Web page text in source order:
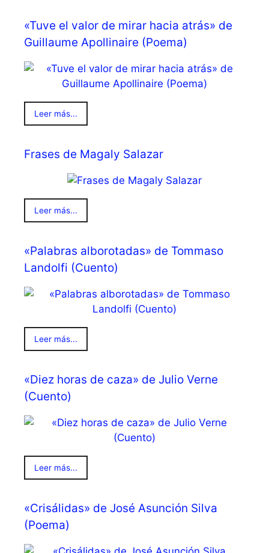
«Tuve el valor de mirar hacia atrás» de
Guillaume Apollinaire (Poema)
Leer más...
Frases de Magaly Salazar
Leer más...
«Palabras alborotadas» de Tommaso
Landolfi (Cuento)
Leer más...
«Diez horas de caza» de Julio Verne
(Cuento)
Leer más...
«Crisálidas» de José Asunción Silva
(Poema)